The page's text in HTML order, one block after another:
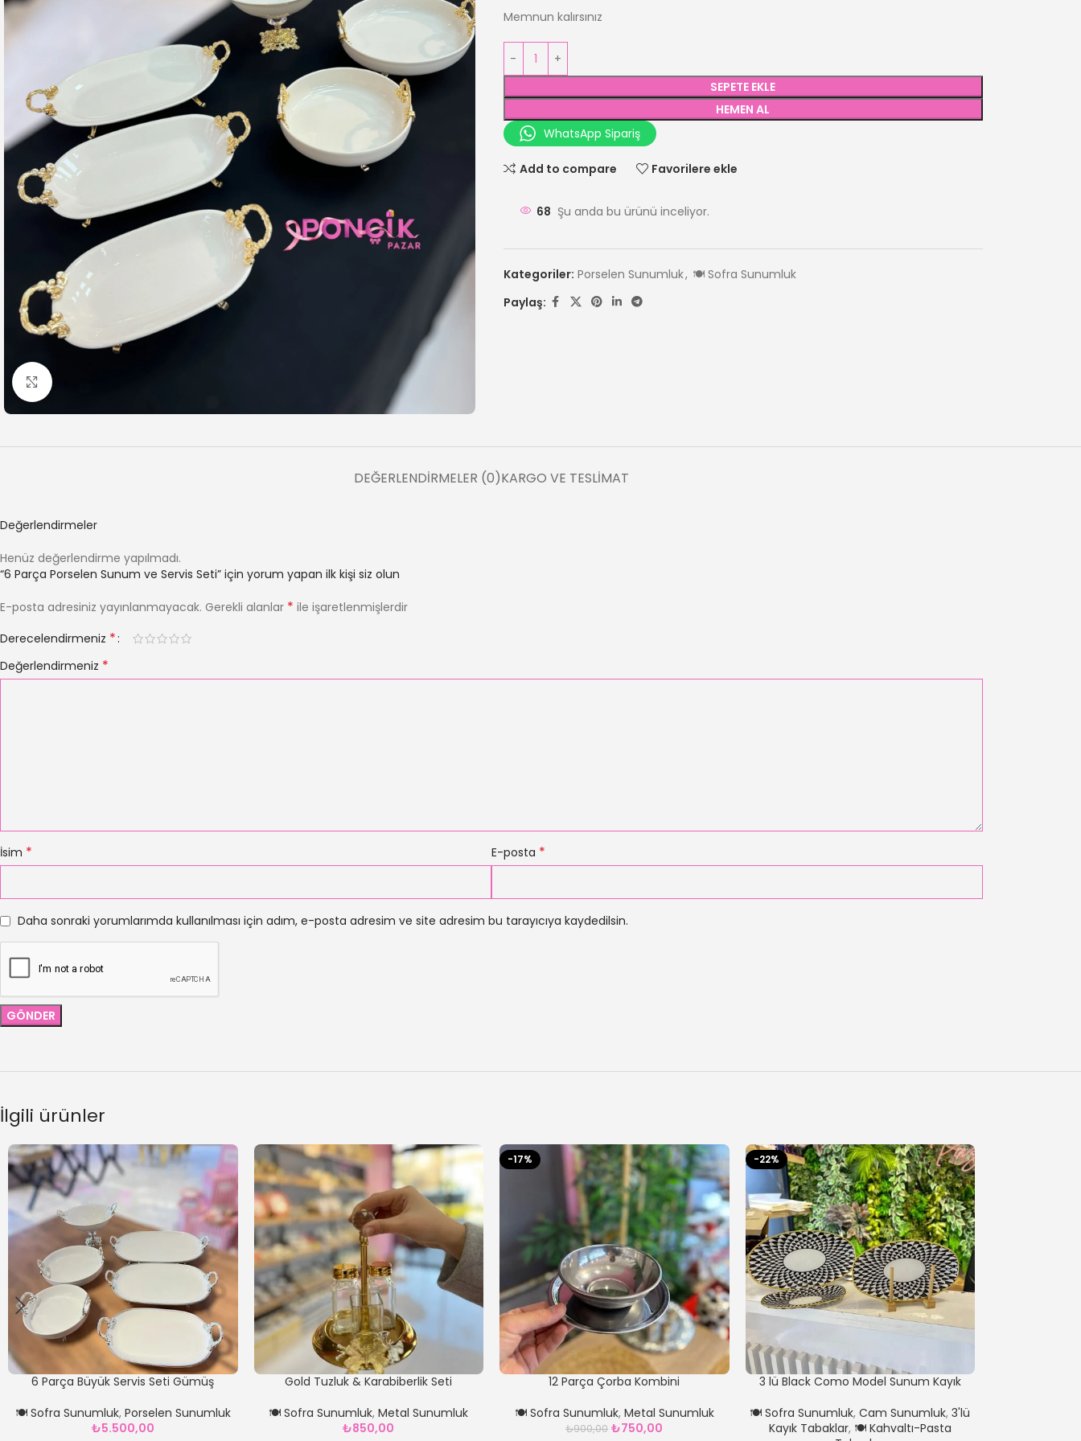
Memnun kalırsınız
SEPETE EKLE
HEMEN AL
WhatsApp Sipariş
Add to compare Favorilere ekle
68 Şu anda bu ürünü inceliyor.
Kategoriler: Porselen Sunumluk, 🍽️ Sofra Sunumluk
Paylaş:
DEĞERLENDIRMELER (0)KARGO VE TESLIMAT
Değerlendirmeler
Henüz değerlendirme yapılmadı.
“6 Parça Porselen Sunum ve Servis Seti” için yorum yapan ilk kişi siz olun
E-posta adresiniz yayınlanmayacak. Gerekli alanlar * ile işaretlenmişlerdir
Derecelendirmeniz *
Değerlendirmeniz *
İsim * E-posta *
Daha sonraki yorumlarımda kullanılması için adım, e-posta adresim ve site adresim bu tarayıcıya kaydedilsin.
İlgili ürünler
6 Parça Büyük Servis Seti Gümüş
🍽️ Sofra Sunumluk, Porselen Sunumluk
₺5.500,00
Gold Tuzluk & Karabiberlik Seti
🍽️ Sofra Sunumluk,Metal Sunumluk
₺850,00
-17%
12 Parça Çorba Kombini
🍽️ Sofra Sunumluk, Metal Sunumluk
₺900,00 ₺750,00
-22%
3 lü Black Como Model Sunum Kayık
🍽️ Sofra Sunumluk,Cam Sunumluk,3'lü
Kayık Tabaklar, 🍽️ Kahvaltı-Pasta